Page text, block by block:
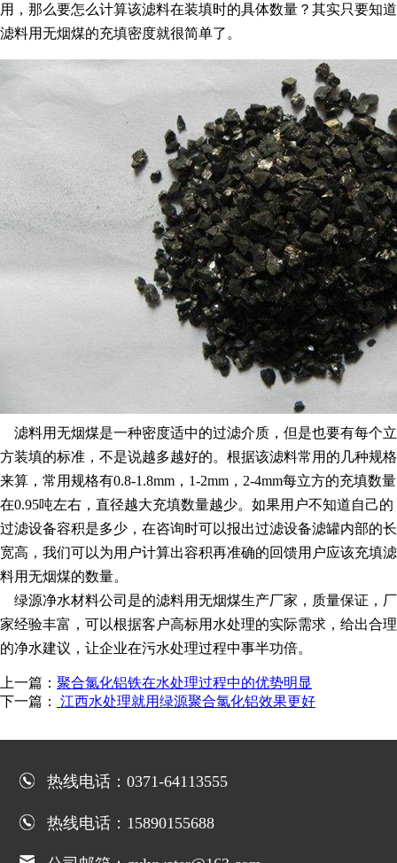
用，那么要怎么计算该滤料在装填时的具体数量？其实只要知道
滤料用无烟煤的充填密度就很简单了。
滤料用无烟煤是一种密度适中的过滤介质，但是也要有每个立
方装填的标准，不是说越多越好的。根据该滤料常用的几种规格
来算，常用规格有0.8-1.8mm，1-2mm，2-4mm每立方的充填数量
在0.95吨左右，直径越大充填数量越少。如果用户不知道自己的
过滤设备容积是多少，在咨询时可以报出过滤设备滤罐内部的长
宽高，我们可以为用户计算出容积再准确的回馈用户应该充填滤
料用无烟煤的数量。
绿源净水材料公司是的滤料用无烟煤生产厂家，质量保证，厂
家经验丰富，可以根据客户高标用水处理的实际需求，给出合理
的净水建议，让企业在污水处理过程中事半功倍。
上一篇： 聚合氯化铝铁在水处理过程中的优势明显
下一篇：
江西水处理就用绿源聚合氯化铝效果更好
热线电话：0371-64113555
热线电话：15890155688